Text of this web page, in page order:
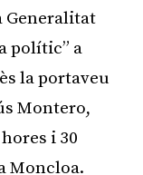
Generalitat
polític” a
la portaveu
Montero,
i 30
Moncloa.